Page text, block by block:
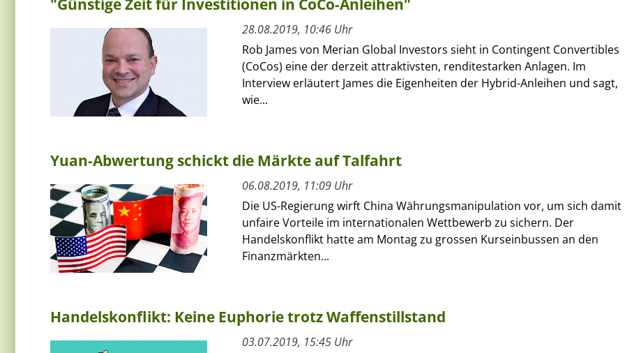
"Günstige Zeit für Investitionen in CoCo-Anleihen"
28.08.2019, 10:46 Uhr
Rob James von Merian Global Investors sieht in Contingent Convertibles
(CoCos) eine der derzeit attraktivsten, renditestarken Anlagen. Im
Interview erläutert James die Eigenheiten der Hybrid-Anleihen und sagt,
wie...
Yuan-Abwertung schickt die Märkte auf Talfahrt
06.08.2019, 11:09 Uhr
Die US-Regierung wirft China Währungsmanipulation vor, um sich damit
unfaire Vorteile im internationalen Wettbewerb zu sichern. Der
Handelskonflikt hatte am Montag zu grossen Kurseinbussen an den
Finanzmärkten...
Handelskonflikt: Keine Euphorie trotz Waffenstillstand
03.07.2019, 15:45 Uhr